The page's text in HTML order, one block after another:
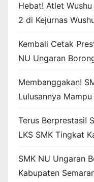
Hebat! Atlet
2 di Kejurnas
Kembali Cetak
NU Ungaran
Membanggakan!
Lulusannya
Terus Berprestasi!
LKS SMK Tingkat
SMK NU Ungaran
Kabupaten